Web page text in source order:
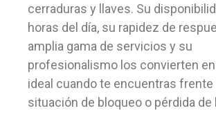
cerraduras y llaves. Su
horas del día, su rapidez de
amplia gama de servicios y su
profesionalismo los convierten
ideal cuando te encuentras frente
situación de bloqueo o pérdida de